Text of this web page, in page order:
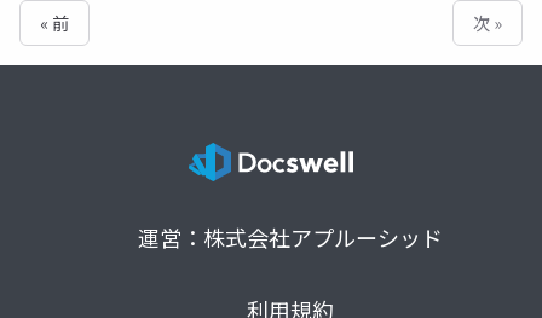
« 前 次 »
運営：株式会社アプルーシッド
利用規約